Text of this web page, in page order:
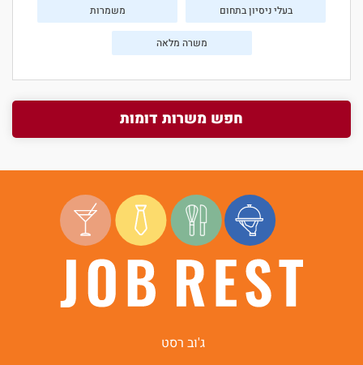
בעלי ניסיון בתחום משמרות
משרה מלאה
חפש משרות דומות
ג'וב רסט